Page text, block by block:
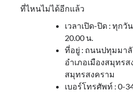
ที่ไหนไม่ได้อีกแล้ว
เวลาเปิด-ปิด : ทุกวั
20.00 น.
ที่อยู่ : ถนนปทุมมา
อำเภอเมืองสมุทร
สมุทรสงคราม
เบอร์โทรศัพท์ : 0-